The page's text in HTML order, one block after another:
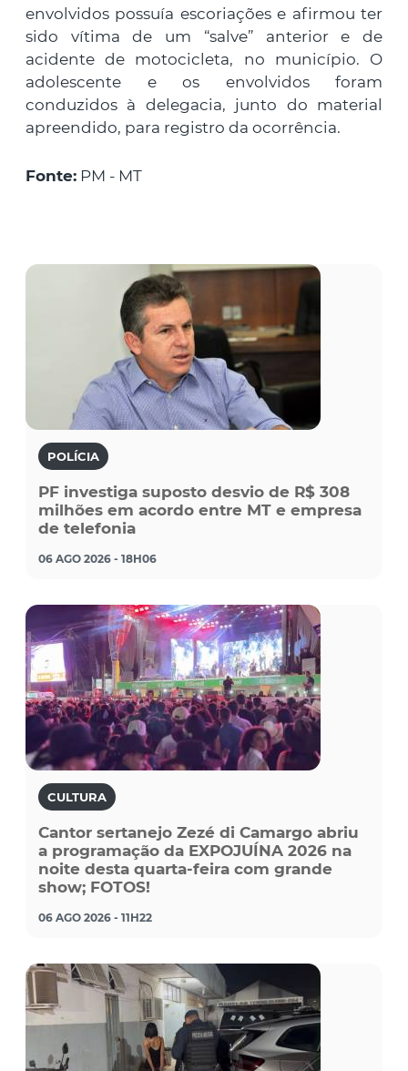
envolvidos possuía escoriações e afirmou ter
sido vítima de um “salve” anterior e de
acidente de motocicleta, no município. O
adolescente e os envolvidos foram
conduzidos à delegacia, junto do material
apreendido, para registro da ocorrência.
Fonte: PM - MT
POLÍCIA
PF investiga suposto desvio de R$ 308
milhões em acordo entre MT e empresa
de telefonia
06 AGO 2026 - 18H06
CULTURA
Cantor sertanejo Zezé di Camargo abriu
a programação da EXPOJUÍNA 2026 na
noite desta quarta-feira com grande
show; FOTOS!
06 AGO 2026 - 11H22